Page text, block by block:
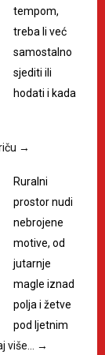
tempom,
treba li već
samostalno
sjediti ili
hodati i kada
→
Ruralni
prostor nudi
nebrojene
motive, od
jutarnje
magle iznad
polja i žetve
pod ljetnim
više… →